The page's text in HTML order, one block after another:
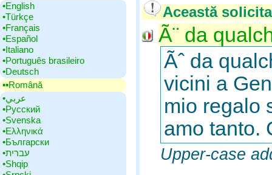
•‎English
•‎Türkçe
•‎Français
•‎Español
•‎Italiano
•‎Português brasileiro
•‎Deutsch
▪▪‎Română
•‎عربي
•‎Русский
•‎Svenska
•‎Ελληνικά
•‎Български
•‎עברית
•‎Shqip
Această
Ã¨ da
Ãˆ da
vicini a
mio regalo
amo tanto.
Upper-case